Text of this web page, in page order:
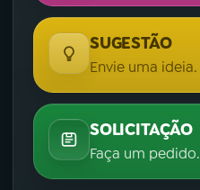
SUGESTÃO
Envie uma ideia.
SOLICITAÇÃO
Faça um pedido.